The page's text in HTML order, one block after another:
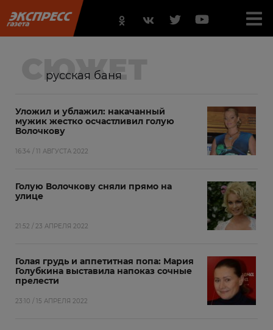
СЮЖЕТ
русская баня
Уложил и ублажил: накачанный
мужик жестко осчастливил голую
Волочкову
16:34 / 11 АВГУСТА 2022
Голую Волочкову сняли прямо на
улице
21:52 / 23 АПРЕЛЯ 2022
Голая грудь и аппетитная попа: Мария
Голубкина выставила напоказ сочные
прелести
23:10 / 15 АПРЕЛЯ 2022